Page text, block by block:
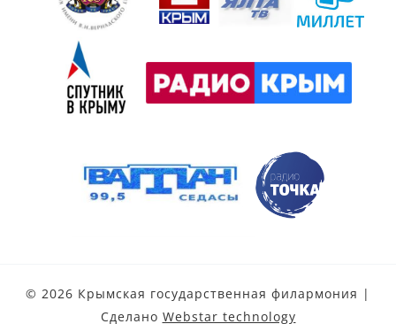
© 2026 Крымская государственная филармония |
Сделано Webstar technology